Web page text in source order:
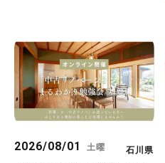
2026/08/01 土曜 石川県